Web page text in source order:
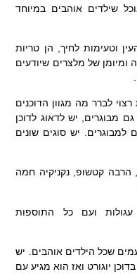
שילדים אוהבים במיוחד
וטעימות לחיך, הן טריות
ומיומן של מלצרים שיודעים
לברר מה מגוון הדוכנים
מבוגרים, יש לדאוג לדוכן
יש סוגים שונים
הרבה קטשופ, נקניקיה חמה
ועם כל התוספות
שכל הילדים אוהבים. יש
יוגורט ואז הוא מגיע עם